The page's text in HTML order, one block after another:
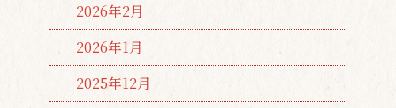
2026年2月
2026年1月
2025年12月